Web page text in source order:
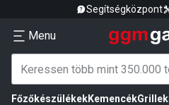
Segítségközpont
Menu
FőzőkészülékekKemencékGrillek